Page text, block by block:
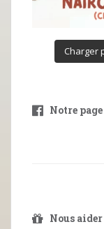
Charger
Notre
Nous aider